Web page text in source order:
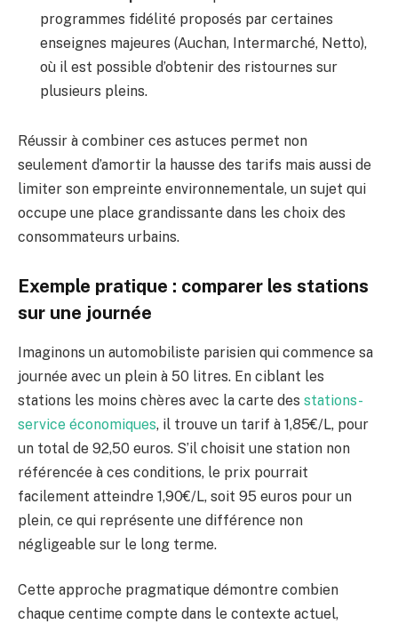
programmes fidélité proposés par certaines
enseignes majeures (Auchan, Intermarché, Netto),
où il est possible d’obtenir des ristournes sur
plusieurs pleins.
Réussir à combiner ces astuces permet non
seulement d’amortir la hausse des tarifs mais aussi de
limiter son empreinte environnementale, un sujet qui
occupe une place grandissante dans les choix des
consommateurs urbains.
Exemple pratique : comparer les stations
sur une journée
Imaginons un automobiliste parisien qui commence sa
journée avec un plein à 50 litres. En ciblant les
stations les moins chères avec la carte des stations-
service économiques, il trouve un tarif à 1,85€/L, pour
un total de 92,50 euros. S’il choisit une station non
référencée à ces conditions, le prix pourrait
facilement atteindre 1,90€/L, soit 95 euros pour un
plein, ce qui représente une différence non
négligeable sur le long terme.
Cette approche pragmatique démontre combien
chaque centime compte dans le contexte actuel,